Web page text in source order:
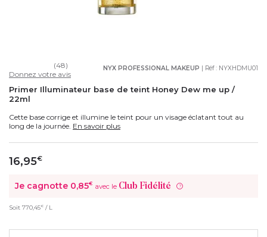
NYX PROFESSIONAL MAKEUP | Réf : NYXHDMU01
(48)
Donnez votre avis
Primer Illuminateur base de teint Honey Dew me up /
22ml
Cette base corrige et illumine le teint pour un visage éclatant tout au
long de la journée. En savoir plus
16,95€
Je cagnotte 0,85€ avec le Club Fidélité ?
Soit 770,45€ / L